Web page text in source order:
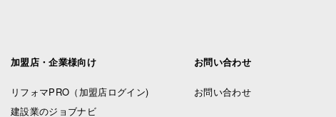
加盟店・企業様向け
リフォマPRO （加盟店ログイン)
建設業のジョブナビ
お問い合わせ
お問い合わせ